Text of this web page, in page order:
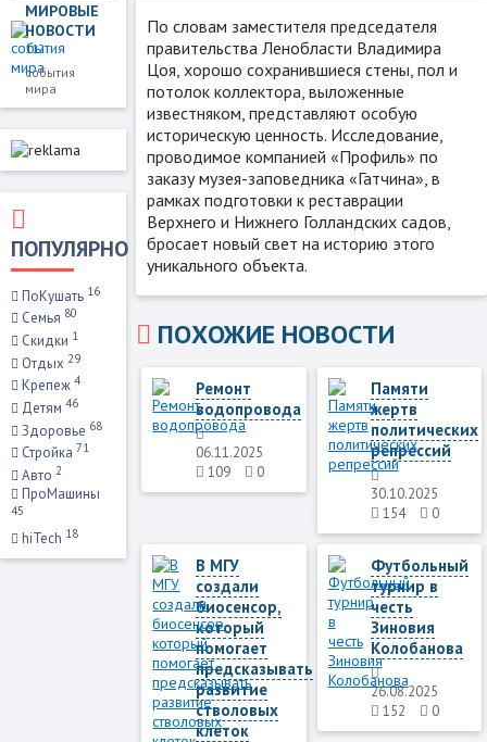
МИРОВЫЕ
НОВОСТИ
112
события
мира
ПОПУЛЯРНО
ПоКушать 16
Семья 80
Скидки 1
Отдых 29
Крепеж 4
Детям 46
Здоровье 68
Стройка 71
Авто 2
ПроМашины
45
hiTech 18
По словам заместителя председателя
правительства Ленобласти Владимира
Цоя, хорошо сохранившиеся стены, пол и
потолок коллектора, выложенные
известняком, представляют особую
историческую ценность. Исследование,
проводимое компанией «Профиль» по
заказу музея-заповедника «Гатчина», в
рамках подготовки к реставрации
Верхнего и Нижнего Голландских садов,
бросает новый свет на историю этого
уникального объекта.
ПОХОЖИЕ НОВОСТИ
Ремонт
водопровода
06.11.2025
109
0
Памяти
жертв
политических
репрессий
30.10.2025
154
0
В МГУ
создали
биосенсор,
который
помогает
предсказывать
развитие
стволовых
клеток
Футбольный
турнир в
честь
Зиновия
Колобанова
26.08.2025
152
0